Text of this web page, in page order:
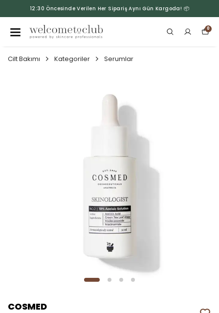
12:30 Öncesinde Verilen Her Sipariş Aynı Gün Kargoda! 📦
0
Cilt Bakımı Kategoriler Serumlar
COSMED